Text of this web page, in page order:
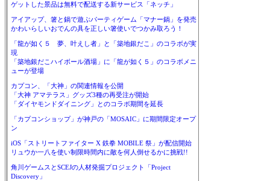
ゲットした景品は無料で配送する新サービス「ネッチ」
アイアップ、箸と鍋で遊ぶパーティゲーム「マナー鍋」を発売
かわいらしいおでんの具を正しい箸使いでつかみ取ろう！
「龍が如く５ 夢、叶えし者」と「築地銀だこ」のコラボが実
現
「築地銀だこハイボール酒場」に「龍が如く５」のコラボメニ
ューが登場
カプコン、「大神」の関連情報を公開
「大神 アマテラス」グッズ3種の再受注が開始
「ダイヤモンドダイニング」とのコラボ期間を延長
「カプコンショップ」が神戸の「MOSAIC」に期間限定オープ
ン
iOS「ストリートファイター X 鉄拳 MOBILE 祭」が配信開始
リュウか一八を使い制限時間内に敵を何人倒せるかに挑戦!!
角川ゲームスとSCEJの人材発掘プロジェクト「Project
Discovery」